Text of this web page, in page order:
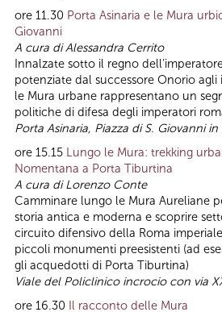
ore 11.30 Porta Asinaria e le Mura
Giovanni
A cura di Alessandra Cerrito
Innalzate sotto il regno
potenziate dal successore Onorio agli
le Mura urbane rappresentano un
politiche di difesa degli imperatori
Porta Asinaria, Piazza di S. Giovanni
ore 15.15 Lungo le Mura: trekking
Nomentana a Porta Tiburtina
A cura diLorenzo Conte
Camminare lungo le Mura Aureliane
storia antica e moderna e scoprire
circuito difensivo della Roma
piccoli monumenti preesistenti (ad
gli acquedotti di Porta Tiburtina)
Viale del Policlinico incrocio con via
ore 16.30 Il racconto delle Mura